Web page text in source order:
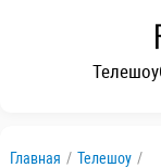
Телешоу
Главная / Телешоу /